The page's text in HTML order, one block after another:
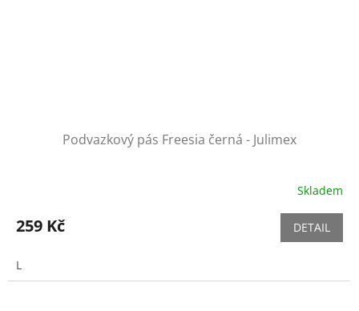
Podvazkový pás Freesia černá - Julimex
Skladem
259 Kč DETAIL
L